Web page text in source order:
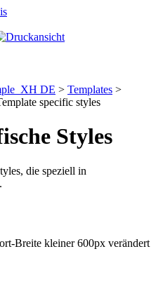
DE > Templates >
specific styles
Styles
die speziell in
Breite kleiner 600px verändert